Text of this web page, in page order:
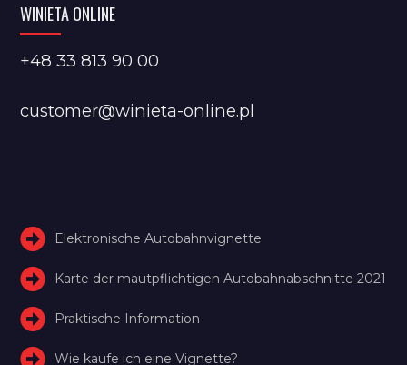
WINIETA ONLINE
+48 33 813 90 00
customer@winieta-online.pl
Elektronische Autobahnvignette
Karte der mautpflichtigen Autobahnabschnitte 2021
Praktische Information
Wie kaufe ich eine Vignette?